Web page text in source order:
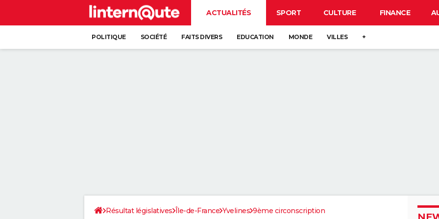
ACTUALITÉS SPORT CULTURE FINANCE
POLITIQUE SOCIÉTÉ FAITS DIVERS EDUCATION MONDE VILLES +
Résultat législatives Île-de-France Yvelines 9ème circonscription